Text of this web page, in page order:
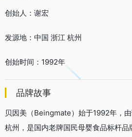
创始人：谢宏
发源地：中国 浙江 杭州
创始时间：1992年
品牌故事
贝因美（Beingmate）始于1992年，
杭州，是国内老牌国民母婴食品标杆